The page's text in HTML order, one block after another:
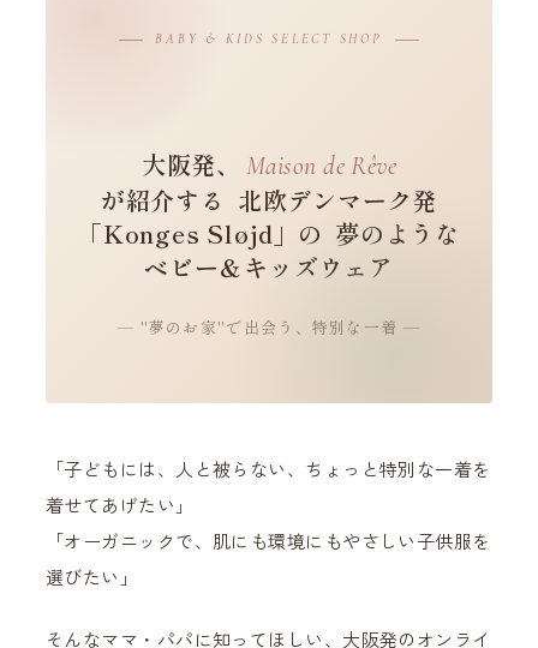
BABY & KIDS SELECT SHOP
大阪発、 Maison de Rêve
が紹介する 北欧デンマーク発
「Konges Sløjd」の 夢のような
ベビー＆キッズウェア
— "夢のお家"で出会う、特別な一着 —
「子どもには、人と被らない、ちょっと特別な一着を
着せてあげたい」
「オーガニックで、肌にも環境にもやさしい子供服を
選びたい」
そんなママ・パパに知ってほしい、大阪発のオンライ